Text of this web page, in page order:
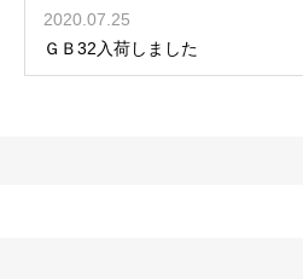
2020.07.25
ＧＢ32入荷しました